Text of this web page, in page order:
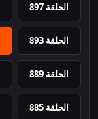
الحلقة 897
الحلقة 893
الحلقة 889
الحلقة 885